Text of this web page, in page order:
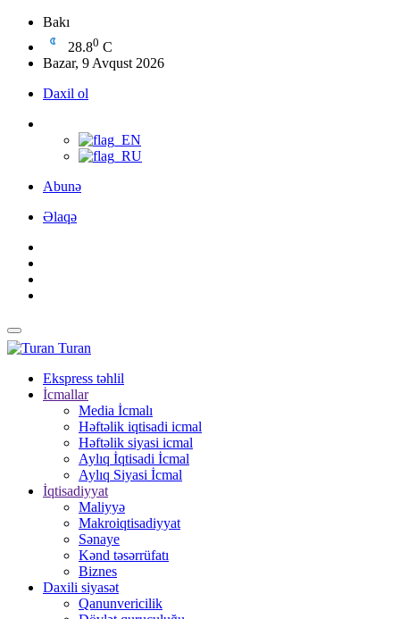
Bakı
28.80 C
Bazar, 9 Avqust 2026
Daxil ol
Abunə
Əlaqə
Turan
Ekspress təhlil
İcmallar
Media İcmalı
Həftəlik iqtisadi icmal
Həftəlik siyasi icmal
Aylıq İqtisadi İcmal
Aylıq Siyasi İcmal
İqtisadiyyat
Maliyyə
Makroiqtisadiyyat
Sənaye
Kənd təsərrüfatı
Biznes
Daxili siyasət
Qanunvericilik